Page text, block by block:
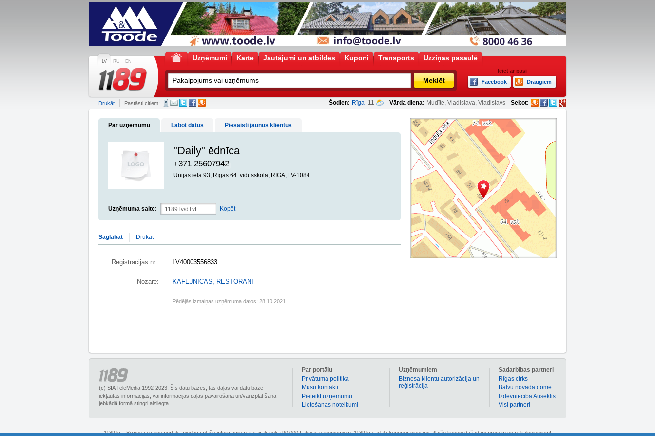
LV RU EN Uzņēmumi Karte Jautājumi un atbildes Kuponi Transports Uzziņas pasaulē
Meklēt
Ieiet ar pasi
Facebook
Draugiem
Šodien: Rīga -11 Vārda diena: Mudīte, Vladislava, Vladislavs Sekot:
Drukāt Pastāsti citiem:
Par uzņēmumu Labot datus Piesaisti jaunus klientus
"Daily" ēdnīca
+371 25607942
Ūnijas iela 93, Rīgas 64. vidusskola, RĪGA, LV-1084
Uzņēmuma saite: Kopēt
Saglabāt Drukāt
Reģistrācijas nr.: LV40003556833
Nozare: KAFEJNĪCAS, RESTORĀNI
Pēdējās izmaiņas uzņēmuma datos: 28.10.2021.
(c) SIA TeleMedia 1992-2023. Šīs datu bāzes, tās daļas vai datu bāzē
iekļautās informācijas, vai informācijas daļas pavairošana un/vai izplatīšana
jebkādā formā stingri aizliegta.
Sadarbības partneri
Rīgas cirks
Balvu novada dome
Izdevniecība Auseklis
Visi partneri
Uzņēmumiem
Biznesa klientu autorizācija un
reģistrācija
Par portālu
Privātuma politika
Mūsu kontakti
Pieteikt uzņēmumu
Lietošanas noteikumi
1189.lv – Biznesa uzziņu portāls, piedāvā plašu informāciju par vairāk nekā 90 000 Latvijas uzņēmumiem. 1189.lv sadaļā kuponi ir pieejami atlaižu kuponi dažādām precēm un pakalpojumiem!